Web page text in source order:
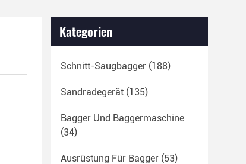
Kategorien
Schnitt-Saugbagger (188)
Sandradegerät (135)
Bagger Und Baggermaschine
(34)
Ausrüstung Für Bagger (53)